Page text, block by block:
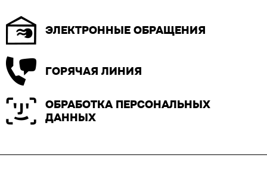
ЭЛЕКТРОННЫЕ ОБРАЩЕНИЯ
ГОРЯЧАЯ ЛИНИЯ
ОБРАБОТКА ПЕРСОНАЛЬНЫХ
ДАННЫХ